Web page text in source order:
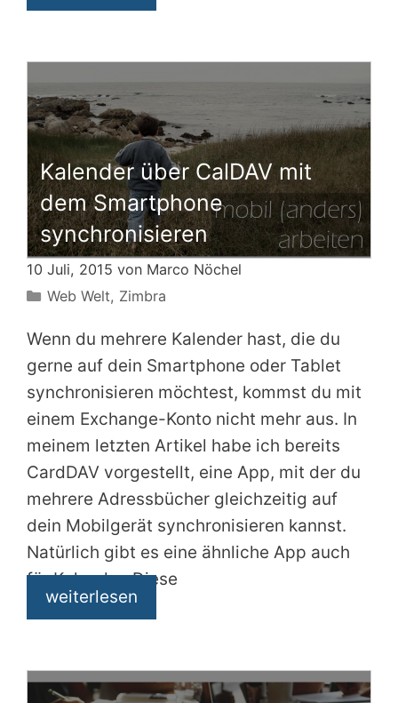
Kalender über CalDAV mit
dem Smartphone
synchronisieren
10 Juli, 2015 von Marco Nöchel
Kategorien
Web Welt, Zimbra
Wenn du mehrere Kalender hast, die du
gerne auf dein Smartphone oder Tablet
synchronisieren möchtest, kommst du mit
einem Exchange-Konto nicht mehr aus. In
meinem letzten Artikel habe ich bereits
CardDAV vorgestellt, eine App, mit der du
mehrere Adressbücher gleichzeitig auf
dein Mobilgerät synchronisieren kannst.
Natürlich gibt es eine ähnliche App auch
für Kalender. Diese
weiterlesen